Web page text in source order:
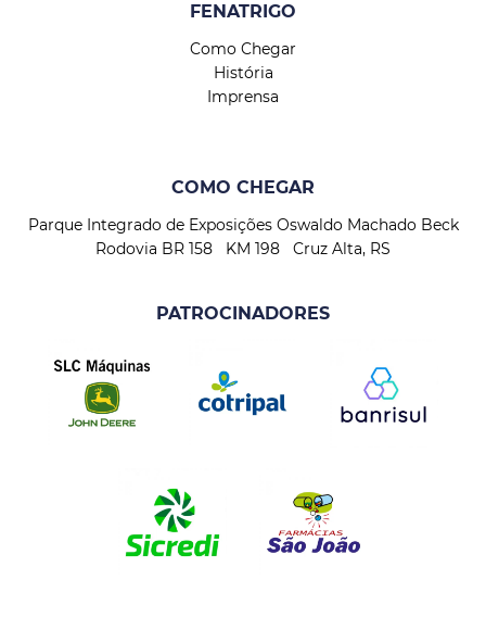
FENATRIGO
Como Chegar
História
Imprensa
COMO CHEGAR
Parque Integrado de Exposições Oswaldo Machado Beck
Rodovia BR 158 KM 198 Cruz Alta, RS
PATROCINADORES